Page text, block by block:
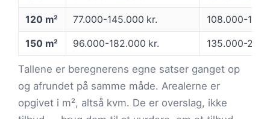
120 m² 77.000-145.000 kr. 108.000-
150 m² 96.000-182.000 kr. 135.000-
Tallene er beregnerens egne satser ganget op
og afrundet på samme måde. Arealerne er
opgivet i m², altså kvm. De er overslag, ikke